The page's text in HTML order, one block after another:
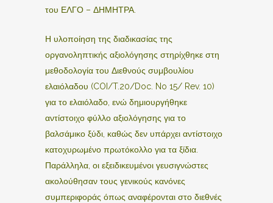
του ΕΛΓΟ – ΔΗΜΗΤΡΑ.
Η υλοποίηση της διαδικασίας της
οργανοληπτικής αξιολόγησης στηρίχθηκε στη
μεθοδολογία του Διεθνούς συμβουλίου
ελαιόλαδου (COI/T.20/Doc. No 15/ Rev. 10)
για το ελαιόλαδο, ενώ δημιουργήθηκε
αντίστοιχο φύλλο αξιολόγησης για το
βαλσάμικο ξύδι, καθώς δεν υπάρχει αντίστοιχο
κατοχυρωμένο πρωτόκολλο για τα ξίδια.
Παράλληλα, οι εξειδικευμένοι γευσιγνώστες
ακολούθησαν τους γενικούς κανόνες
συμπεριφοράς όπως αναφέρονται στο διεθνές